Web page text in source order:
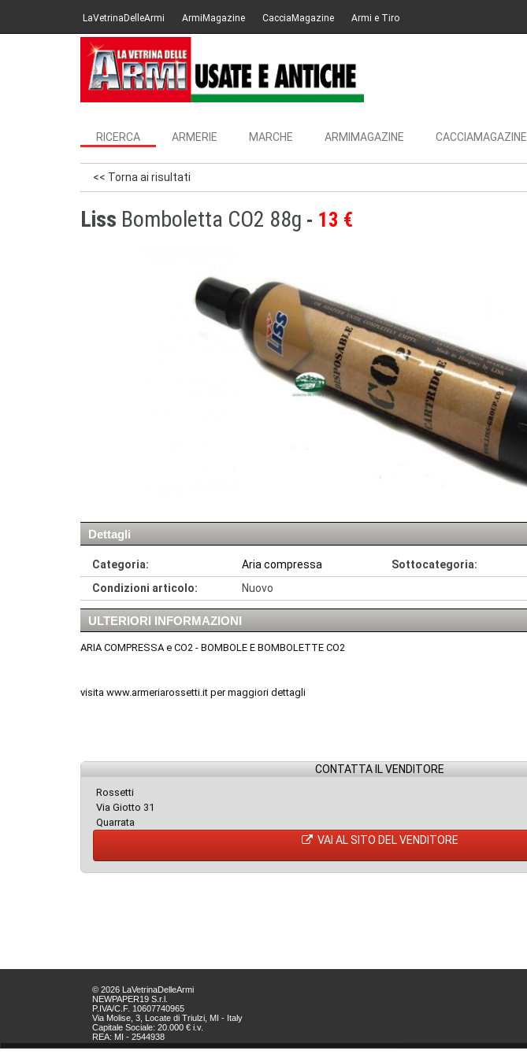
LaVetrinaDelleArmi ArmiMagazine CacciaMagazine Armi e Tiro
RICERCA ARMERIE MARCHE ARMIMAGAZINE CACCIAMAGAZINE
<< Torna ai risultati
Liss Bomboletta CO2 88g 13 €
Dettagli
Categoria: Aria compressa Sottocategoria:
Condizioni articolo:
Nuovo
ULTERIORI INFORMAZIONI
ARIA COMPRESSA e CO2 - BOMBOLE E BOMBOLETTE CO2
visita www.armeriarossetti.it per maggiori dettagli
CONTATTA IL VENDITORE
Rossetti
Via Giotto 31
Quarrata
VAI AL SITO DEL VENDITORE
© 2026 LaVetrinaDelleArmi
NEWPAPER19 S.r.l.
P.IVA/C.F. 10607740965
Via Molise, 3, Locate di Triulzi, MI - Italy
Capitale Sociale: 20.000 € i.v.
REA: MI - 2544938